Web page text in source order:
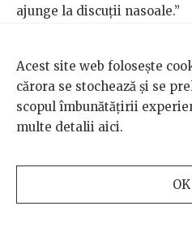
ajunge la discuții nasoale.”
găsească niște strategii
un umor înțepător, se
își zic unul altuia -, și au
Se distrează pe seama celor
postează frecvent poze și
Acest site web folosește
cărora se stochează și se
scopul îmbunătățirii
multe detalii aici.
OK